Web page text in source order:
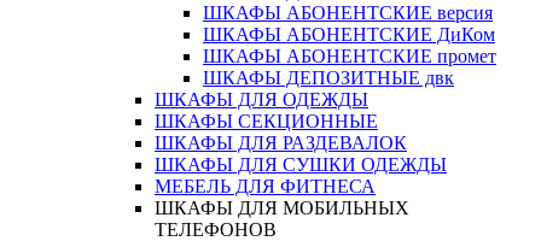
ШКАФЫ АБОНЕНТСКИЕ версия
ШКАФЫ АБОНЕНТСКИЕ ДиКом
ШКАФЫ АБОНЕНТСКИЕ промет
ШКАФЫ ДЕПОЗИТНЫЕ двк
ШКАФЫ ДЛЯ ОДЕЖДЫ
ШКАФЫ СЕКЦИОННЫЕ
ШКАФЫ ДЛЯ РАЗДЕВАЛОК
ШКАФЫ ДЛЯ СУШКИ ОДЕЖДЫ
МЕБЕЛЬ ДЛЯ ФИТНЕСА
ШКАФЫ ДЛЯ МОБИЛЬНЫХ
ТЕЛЕФОНОВ